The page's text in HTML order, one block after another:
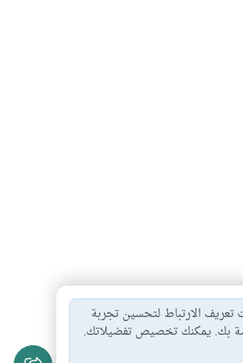
#العلاقات الزوجية
الارتباط لتحسين تجربة
بك. يمكنك تخصيص تفضيلاتك.